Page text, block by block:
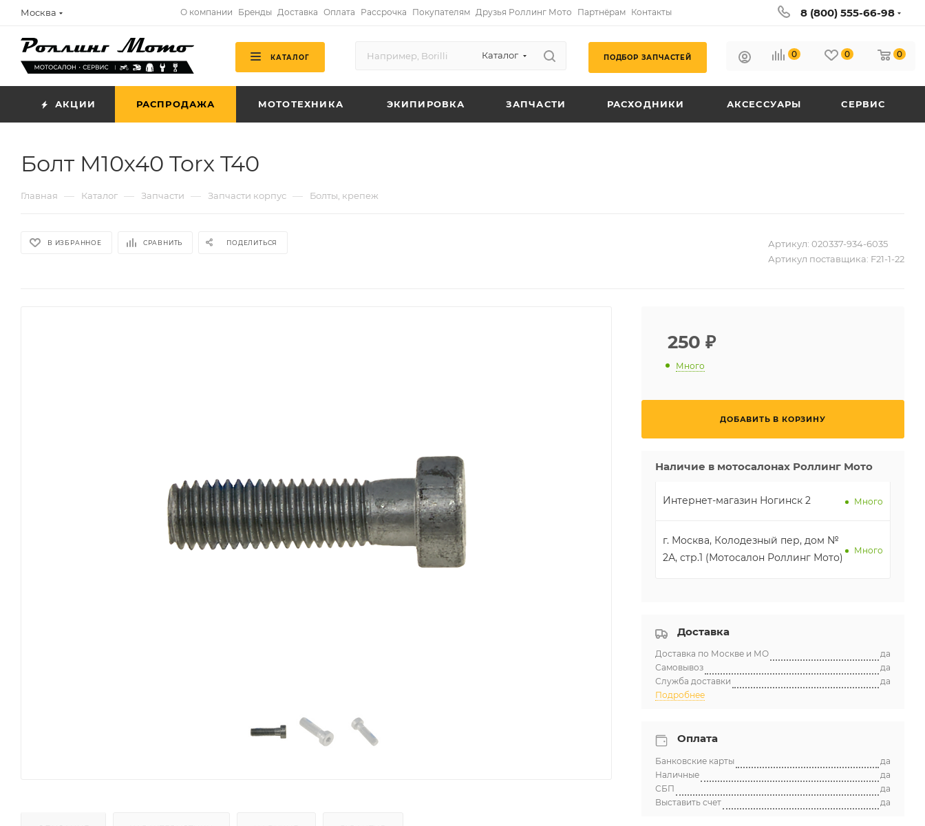
Москва О компании Бренды Доставка Оплата Рассрочка Покупателям Друзья Роллинг Мото Партнёрам Контакты 8 (800) 555-66-98
КАТАЛОГ Каталог ПОДБОР ЗАПЧАСТЕЙ 0 0 0
АКЦИИ РАСПРОДАЖА МОТОТЕХНИКА ЭКИПИРОВКА ЗАПЧАСТИ РАСХОДНИКИ АКСЕССУАРЫ СЕРВИС
Болт М10х40 Torx T40
Главная — Каталог — Запчасти — Запчасти корпус — Болты, крепеж
В ИЗБРАННОЕ СРАВНИТЬ ПОДЕЛИТЬСЯ Артикул: 020337-934-6035
Артикул поставщика: F21-1-22
250 ₽
Много
ДОБАВИТЬ В КОРЗИНУ
Наличие в мотосалонах Роллинг Мото
Интернет-магазин Ногинск 2 Много
г. Москва, Колодезный пер, дом №
2А, стр.1 (Мотосалон Роллинг Мото)
Много
Доставка
Доставка по Москве и МО
да
Самовывоз
да
Служба доставки
да
Подробнее
Оплата
Банковские карты
да
Наличные
да
СБП
да
Выставить счет
да